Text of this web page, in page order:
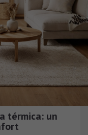
térmica: un